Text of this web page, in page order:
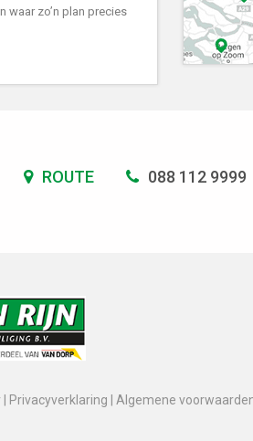
waar zo’n plan precies
ROUTE 088 112 9999
Privacyverklaring Algemene